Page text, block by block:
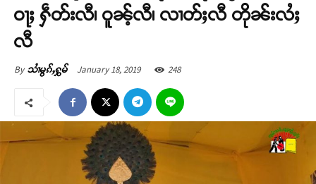
ဝႃႈ ႁဵတ်းလီ၊ ဝူၼ့်လီ၊ လၢတ်ႈလီ တိုၼ်းလႆႈ
လီ
By သၢႆမွၵ်ႇႁွမ် January 18, 2019 248